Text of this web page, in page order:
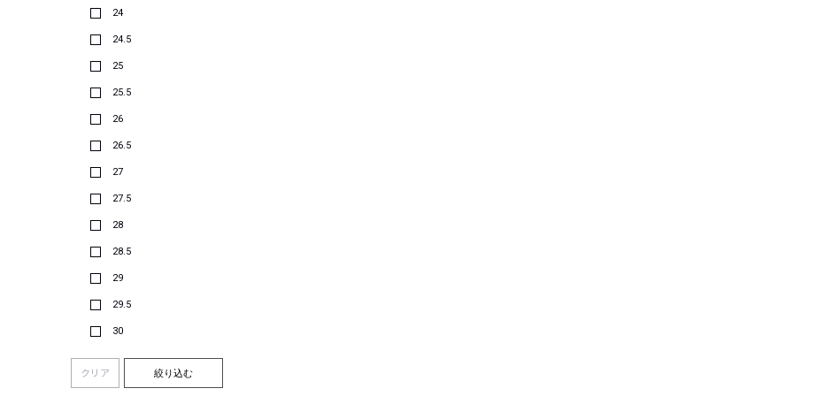
24
24.5
25
25.5
26
26.5
27
27.5
28
28.5
29
29.5
30
クリア 絞り込む